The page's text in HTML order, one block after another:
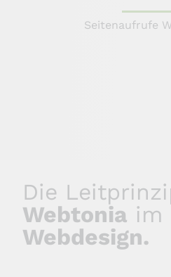
Seitenaufrufe
Die
Webtonia im
Webdesign.